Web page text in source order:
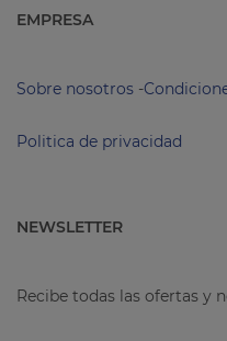
EMPRESA
Sobre nosotros -
Politica de privacidad
NEWSLETTER
Recibe todas las ofertas y